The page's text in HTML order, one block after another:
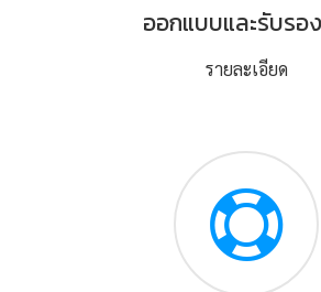
ออกแบบและรับรอ
รายละเอียด